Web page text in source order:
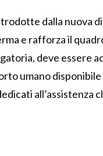
dalla nuova
e rafforza il
deve essere
umano disponibile
all’assistenza